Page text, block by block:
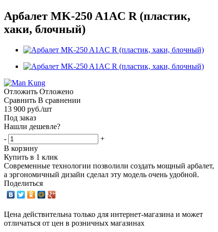
Арбалет MK-250 A1AC R (пластик,
хаки, блочный)
Отложить Отложено
Сравнить В сравнении
13 900 руб./шт
Под заказ
Нашли дешевле?
-
+
В корзину
Купить в 1 клик
Современные технологии позволили создать мощный арбалет,
а эргономичный дизайн сделал эту модель очень удобной.
Поделиться
Цена действительна только для интернет-магазина и может
отличаться от цен в розничных магазинах